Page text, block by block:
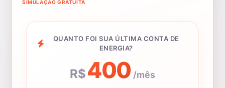
SIMULAÇÃO GRATUITA
QUANTO FOI SUA ÚLTIMA CONTA DE
ENERGIA?
R$400 /mês